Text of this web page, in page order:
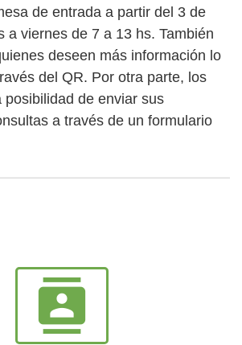
de entrada a partir del 3 de
a viernes de 7 a 13 hs. También
deseen más información lo
del QR. Por otra parte, los
posibilidad de enviar sus
a través de un formulario
contacts